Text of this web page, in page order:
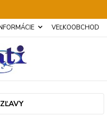
VEĽKOOBCHOD